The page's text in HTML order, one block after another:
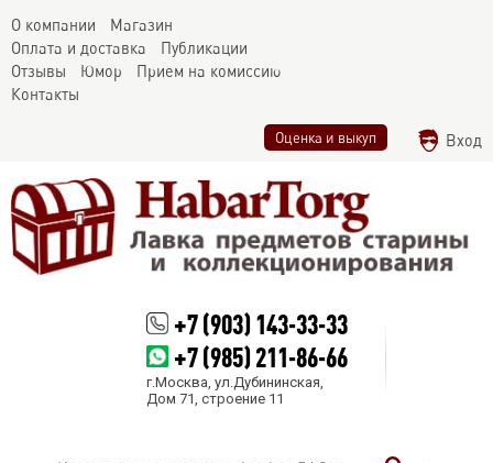
О компании
Магазин
Оплата и доставка
Публикации
Отзывы
Юмор
Прием на комиссию
Контакты
Оценка и выкуп Вход
+7 (903) 143-33-33
+7 (985) 211-86-66
г.Москва, ул.Дубининская,
Дом 71, строение 11